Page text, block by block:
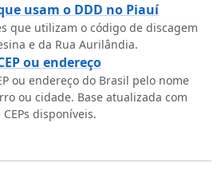
usam o DDD no Piauí
que utilizam o código de discagem
e da Rua Aurilândia.
ou endereço
ou endereço do Brasil pelo nome
ou cidade. Base atualizada com
disponíveis.